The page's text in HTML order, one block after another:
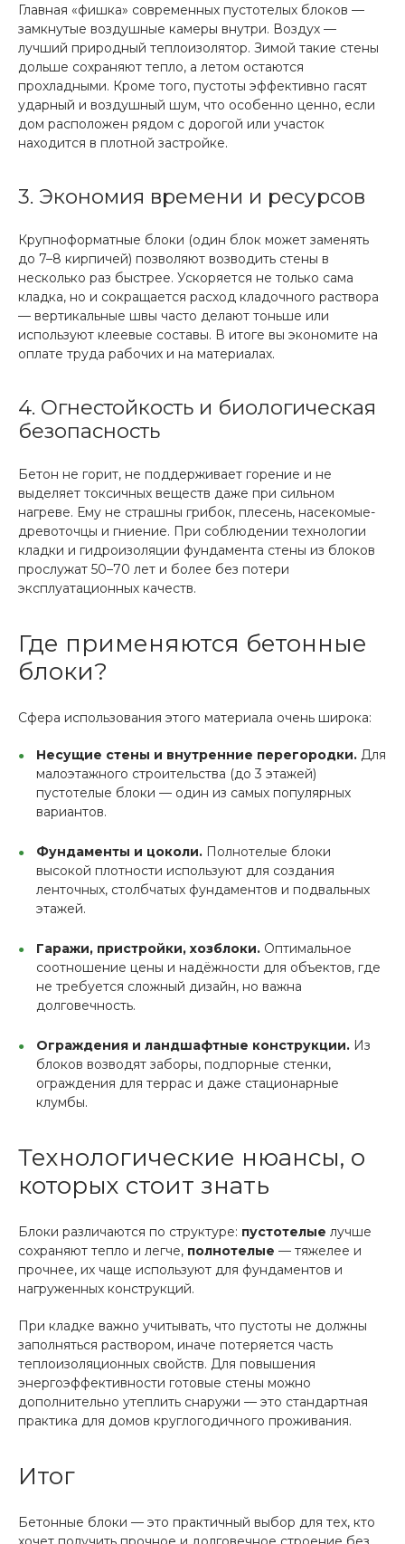
Главная «фишка» современных пустотелых блоков —
замкнутые воздушные камеры внутри. Воздух —
лучший природный теплоизолятор. Зимой такие стены
дольше сохраняют тепло, а летом остаются
прохладными. Кроме того, пустоты эффективно гасят
ударный и воздушный шум, что особенно ценно, если
дом расположен рядом с дорогой или участок
находится в плотной застройке.
3. Экономия времени и ресурсов
Крупноформатные блоки (один блок может заменять
до 7–8 кирпичей) позволяют возводить стены в
несколько раз быстрее. Ускоряется не только сама
кладка, но и сокращается расход кладочного раствора
— вертикальные швы часто делают тоньше или
используют клеевые составы. В итоге вы экономите на
оплате труда рабочих и на материалах.
4. Огнестойкость и биологическая
безопасность
Бетон не горит, не поддерживает горение и не
выделяет токсичных веществ даже при сильном
нагреве. Ему не страшны грибок, плесень, насекомые-
древоточцы и гниение. При соблюдении технологии
кладки и гидроизоляции фундамента стены из блоков
прослужат 50–70 лет и более без потери
эксплуатационных качеств.
Где применяются бетонные
блоки?
Сфера использования этого материала очень широка:
Несущие стены и внутренние перегородки. Для
малоэтажного строительства (до 3 этажей)
пустотелые блоки — один из самых популярных
вариантов.
Фундаменты и цоколи. Полнотелые блоки
высокой плотности используют для создания
ленточных, столбчатых фундаментов и подвальных
этажей.
Гаражи, пристройки, хозблоки. Оптимальное
соотношение цены и надёжности для объектов, где
не требуется сложный дизайн, но важна
долговечность.
Ограждения и ландшафтные конструкции. Из
блоков возводят заборы, подпорные стенки,
ограждения для террас и даже стационарные
клумбы.
Технологические нюансы, о
которых стоит знать
Блоки различаются по структуре: пустотелые лучше
сохраняют тепло и легче, полнотелые — тяжелее и
прочнее, их чаще используют для фундаментов и
нагруженных конструкций.
При кладке важно учитывать, что пустоты не должны
заполняться раствором, иначе потеряется часть
теплоизоляционных свойств. Для повышения
энергоэффективности готовые стены можно
дополнительно утеплить снаружи — это стандартная
практика для домов круглогодичного проживания.
Итог
Бетонные блоки — это практичный выбор для тех, кто